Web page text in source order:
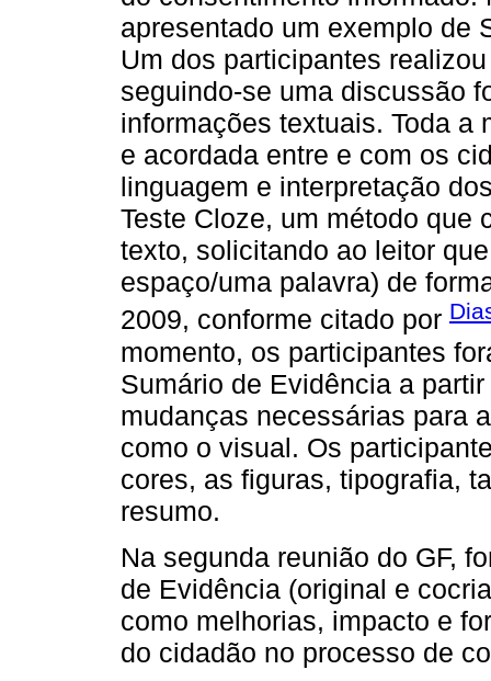
apresentado um exemplo de
Um dos participantes
seguindo-se uma discussão
informações textuais. Toda a
e acordada entre e com os
linguagem e interpretação
Teste Cloze, um método que
texto, solicitando ao leitor
espaço/uma palavra) de
2009, conforme citado por
momento, os participantes
Sumário de Evidência a
mudanças necessárias para
como o visual. Os
cores, as figuras, tipografia,
resumo.
Na segunda reunião do GF,
de Evidência (original e
como melhorias, impacto e
do cidadão no processo de